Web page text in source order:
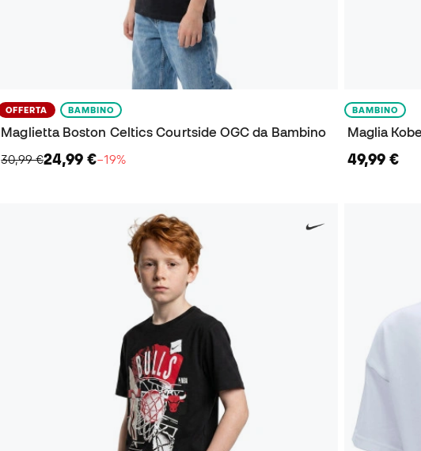
OFFERTA BAMBINO
Maglietta Boston Celtics Courtside OGC da Bambino
30,99 €24,99 €−19%
BAMBINO
49,99 €